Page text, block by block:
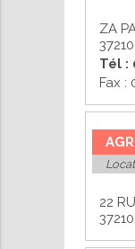
ZA
Tél :
Fax :
22